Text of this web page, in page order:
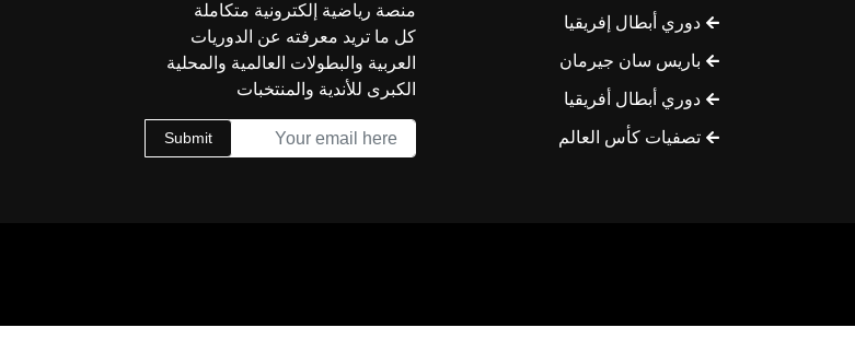
دوري أبطال إفريقيا
باريس سان جيرمان
دوري أبطال أفريقيا
تصفيات كأس العالم
منصة رياضية إلكترونية متكاملة
كل ما تريد معرفته عن الدوريات
العربية والبطولات العالمية والمحلية
الكبرى للأندية والمنتخبات
Submit